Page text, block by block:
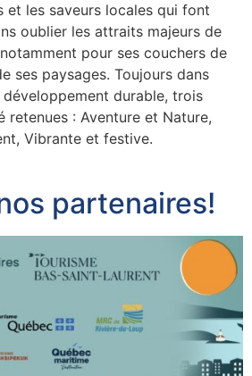
et les saveurs locales qui font
oublier les attraits majeurs de
pour ses couchers de
ses paysages. Toujours dans
durable, trois
retenues : Aventure et Nature,
Vibrante et festive.
partenaires!